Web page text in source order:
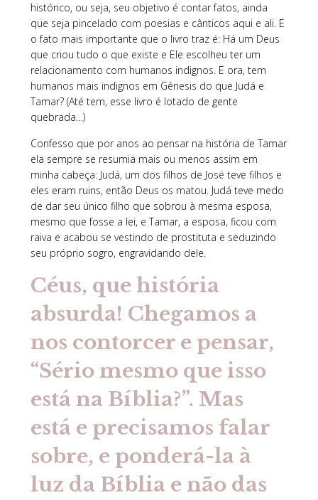
histórico, ou seja, seu objetivo é contar fatos, ainda
que seja pincelado com poesias e cânticos aqui e ali. E
o fato mais importante que o livro traz é: Há um Deus
que criou tudo o que existe e Ele escolheu ter um
relacionamento com humanos indignos. E ora, tem
humanos mais indignos em Gênesis do que Judá e
Tamar? (Até tem, esse livro é lotado de gente
quebrada…)
Confesso que por anos ao pensar na história de Tamar
ela sempre se resumia mais ou menos assim em
minha cabeça: Judá, um dos filhos de José teve filhos e
eles eram ruins, então Deus os matou. Judá teve medo
de dar seu único filho que sobrou à mesma esposa,
mesmo que fosse a lei, e Tamar, a esposa, ficou com
raiva e acabou se vestindo de prostituta e seduzindo
seu próprio sogro, engravidando dele.
Céus, que história
absurda! Chegamos a
nos contorcer e pensar,
“Sério mesmo que isso
está na Bíblia?”. Mas
está e precisamos falar
sobre, e ponderá-la à
luz da Bíblia e não das